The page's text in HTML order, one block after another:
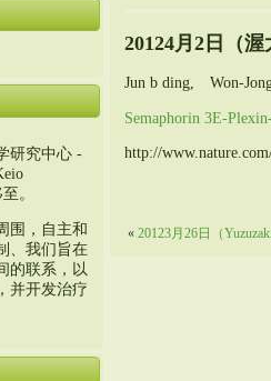
研究中心 -
。
围，自主和
、我们旨在
的联系，以
并开发治疗
20124月2日（
Jun b ding, Won-
Semaphorin 3E-
http://
« 20123月26日（